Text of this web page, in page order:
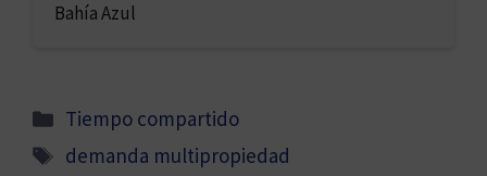
Bahía Azul
Categorías
Tiempo compartido
Etiquetas
demanda multipropiedad